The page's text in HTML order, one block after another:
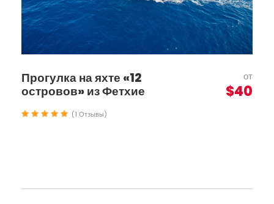
Прогулка на яхте «12
островов» из Фетхие
от
$40
(1 Отзывы)